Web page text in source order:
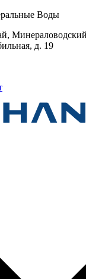
Воды
д. 19